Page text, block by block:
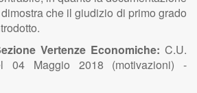
che il giudizio di primo grado
Vertenze Economiche: C.U.
04 Maggio 2018 (motivazioni) -